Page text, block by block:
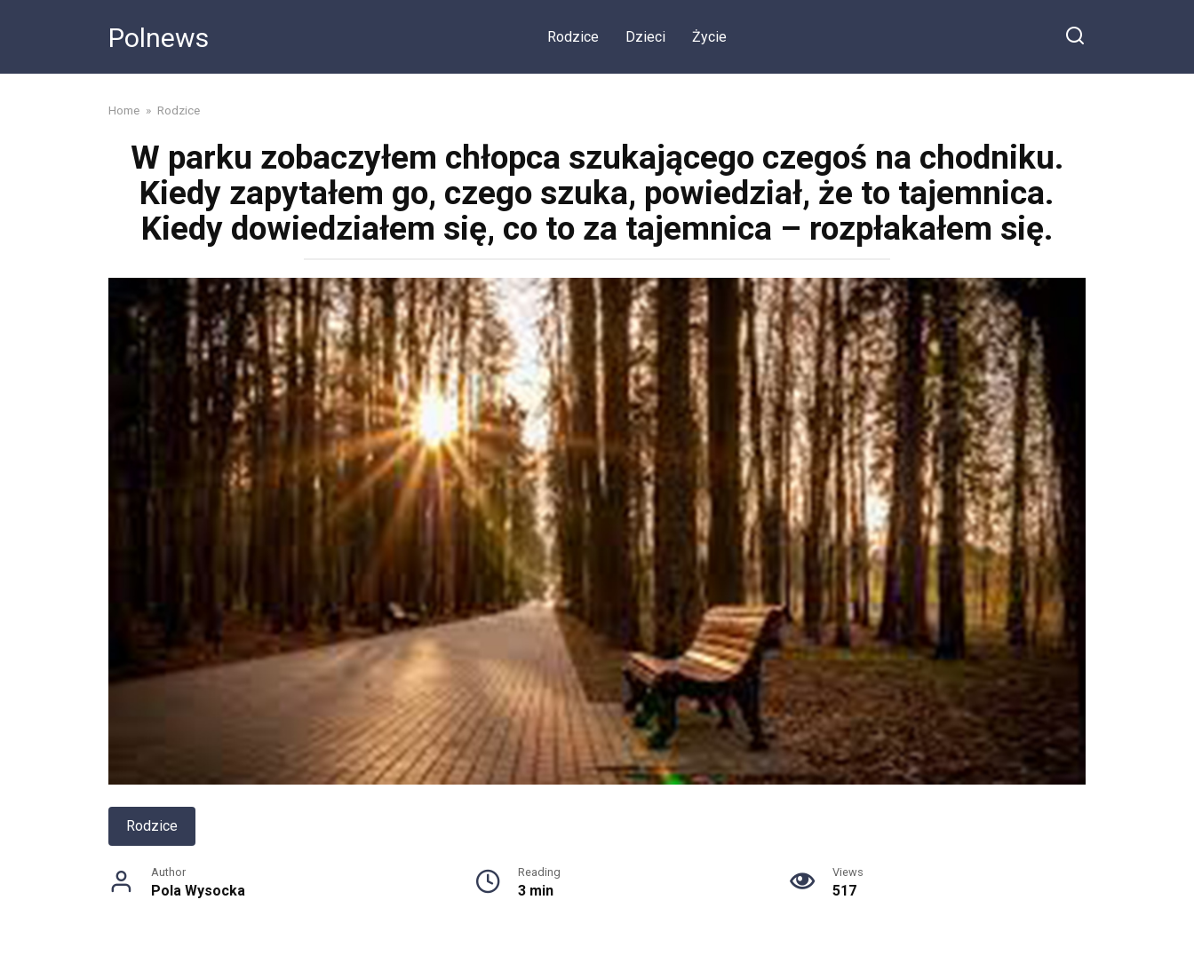
Polnews Rodzice Dzieci Życie
Home » Rodzice
W parku zobaczyłem chłopca szukającego czegoś na chodniku.
Kiedy zapytałem go, czego szuka, powiedział, że to tajemnica.
Kiedy dowiedziałem się, co to za tajemnica – rozpłakałem się.
Rodzice
Author
Pola Wysocka
Reading
3 min
Views
517